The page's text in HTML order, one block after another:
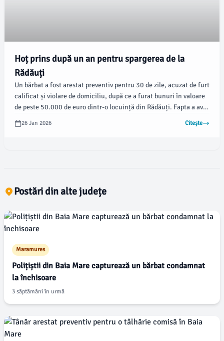
Hoț prins după un an pentru spargerea de la
Rădăuți
Un bărbat a fost arestat preventiv pentru 30 de zile, acuzat de furt
calificat și violare de domiciliu, după ce a furat bunuri în valoare
de peste 50.000 de euro dintr-o locuință din Rădăuți. Fapta a avut
loc în noaptea de 1 spre 2 ianuarie 2025, iar polițiștii au reușit
să-l identifice și să-l prindă după un an de cercetări.
26 Jan 2026 Citește
Postări din alte județe
Maramures
Polițiștii din Baia Mare capturează un bărbat condamnat
la închisoare
3 săptămâni în urmă